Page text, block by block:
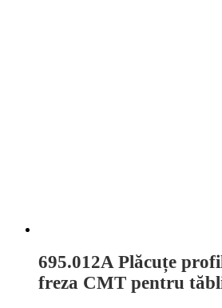
695.012A Plăcuțe
freza CMT pentru